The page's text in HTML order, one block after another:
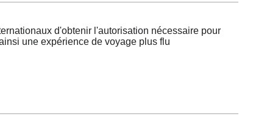
d'obtenir l'autorisation nécessaire pour
une expérience de voyage plus flu